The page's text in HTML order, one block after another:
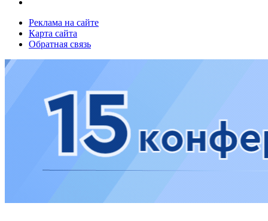
Реклама на сайте
Карта сайта
Обратная связь